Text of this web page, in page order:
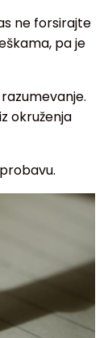
ne forsirajte
pa je
okruženja